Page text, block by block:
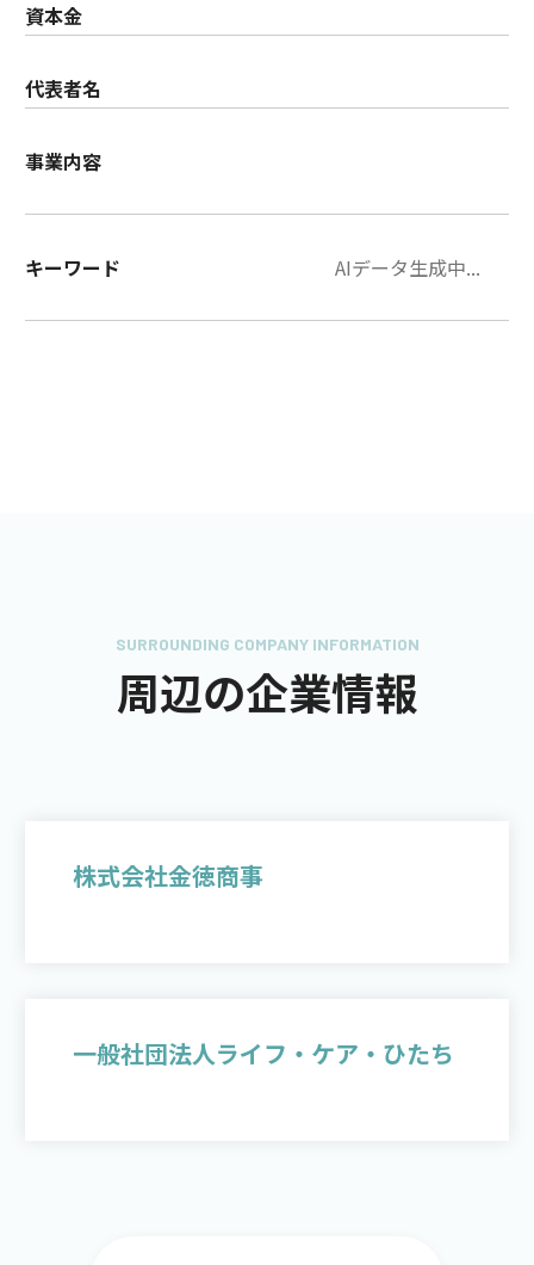
資本金
代表者名
事業内容
キーワード AIデータ生成中...
SURROUNDING COMPANY INFORMATION
周辺の企業情報
株式会社金徳商事
一般社団法人ライフ・ケア・ひたち